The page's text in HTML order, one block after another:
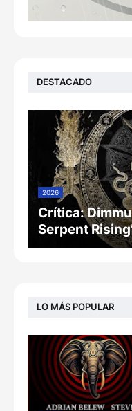
DESTACADO
2026
Crítica:
Serpent
LO MÁS POPULAR